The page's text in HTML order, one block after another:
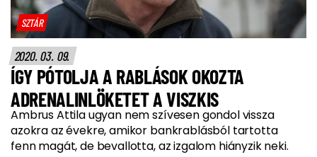
SZTÁR
2020. 03. 09.
ÍGY PÓTOLJA A RABLÁSOK OKOZTA
ADRENALINLÖKETET A VISZKIS
Ambrus Attila ugyan nem szívesen gondol vissza
azokra az évekre, amikor bankrablásból tartotta
fenn magát, de bevallotta, az izgalom hiányzik neki.